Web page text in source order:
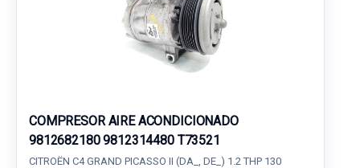
COMPRESOR AIRE ACONDICIONADO
9812682180 9812314480 T73521
CITROËN C4 GRAND PICASSO II (DA_, DE_) 1.2 THP 130